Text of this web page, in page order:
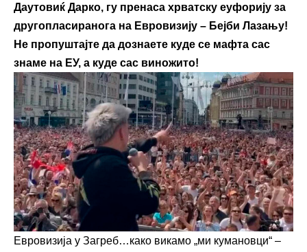
Даутовиќ Дарко, гу пренаса хрватску еуфорију за
другопласиранога на Евровизију – Бејби Лазању!
Не пропуштајте да дознаете куде се мафта сас
знаме на ЕУ, а куде сас виножито!
Евровизија у Загреб…како викамо „ми кумановци“ –